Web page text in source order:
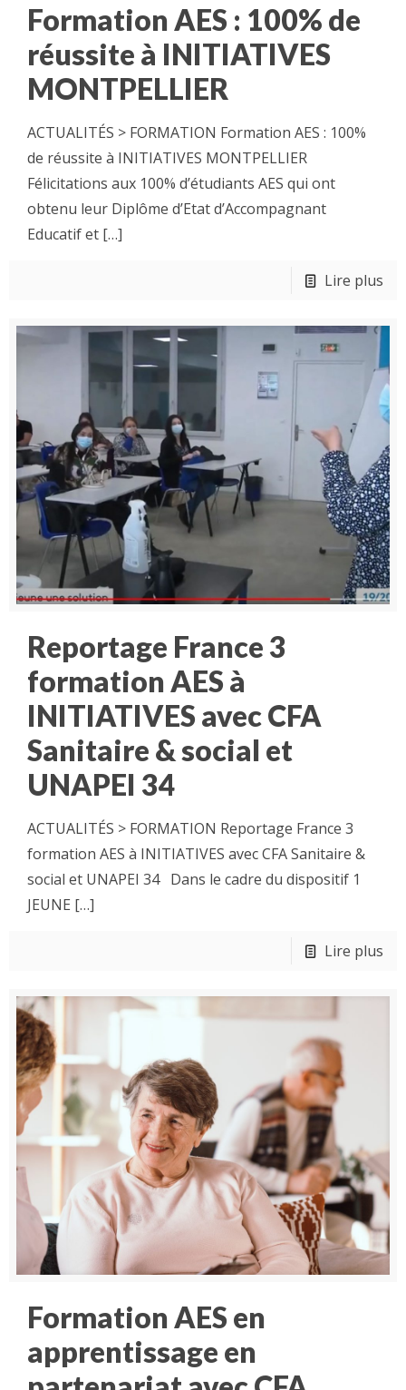
Formation AES : 100% de
réussite à INITIATIVES
MONTPELLIER
ACTUALITÉS > FORMATION Formation AES : 100%
de réussite à INITIATIVES MONTPELLIER
Félicitations aux 100% d’étudiants AES qui ont
obtenu leur Diplôme d’Etat d’Accompagnant
Educatif et […]
Lire plus
Reportage France 3
formation AES à
INITIATIVES avec CFA
Sanitaire & social et
UNAPEI 34
ACTUALITÉS > FORMATION Reportage France 3
formation AES à INITIATIVES avec CFA Sanitaire &
social et UNAPEI 34 Dans le cadre du dispositif 1
JEUNE […]
Lire plus
Formation AES en
apprentissage en